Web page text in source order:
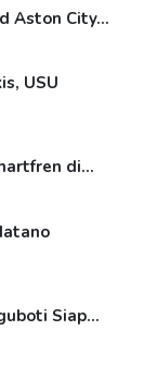
Aston City...
USU
di...
Siap...